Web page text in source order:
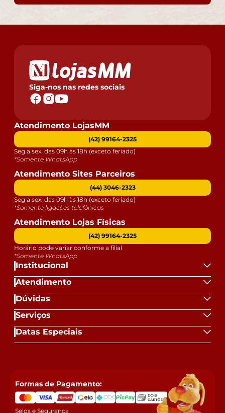
Siga-nos nas redes sociais
Institucional
Atendimento
Dúvidas
Serviços
Datas Especiais
Atendimento LojasMM
(42) 99164-2325
Seg a sex. das 09h às 18h (exceto feriado)
*Somente WhatsApp
Atendimento Sites Parceiros
(44) 3046-2323
Seg a sex. das 09h às 18h (exceto feriado)
*Somente ligações telefônicas
Atendimento Lojas Físicas
(42) 99164-2325
Horário pode variar conforme a filial
*Somente WhatsApp
Formas de Pagamento:
Selos e Segurança